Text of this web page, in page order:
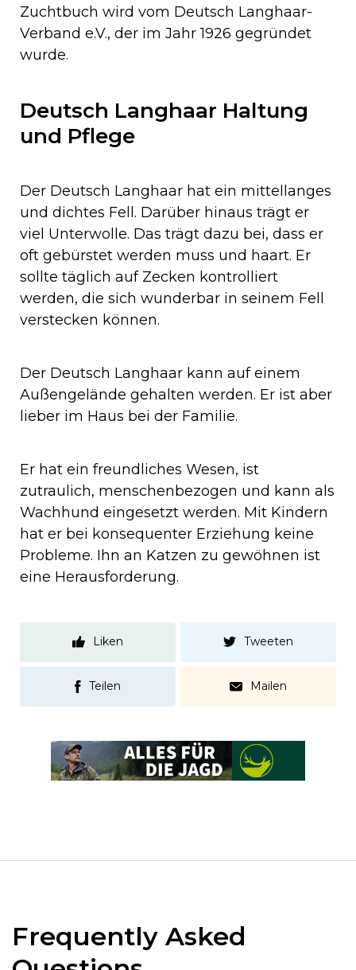
Zuchtbuch wird vom Deutsch Langhaar-
Verband e.V., der im Jahr 1926 gegründet
wurde.
Deutsch Langhaar Haltung
und Pflege
Der Deutsch Langhaar hat ein mittellanges
und dichtes Fell. Darüber hinaus trägt er
viel Unterwolle. Das trägt dazu bei, dass er
oft gebürstet werden muss und haart. Er
sollte täglich auf Zecken kontrolliert
werden, die sich wunderbar in seinem Fell
verstecken können.
Der Deutsch Langhaar kann auf einem
Außengelände gehalten werden. Er ist aber
lieber im Haus bei der Familie.
Er hat ein freundliches Wesen, ist
zutraulich, menschenbezogen und kann als
Wachhund eingesetzt werden. Mit Kindern
hat er bei konsequenter Erziehung keine
Probleme. Ihn an Katzen zu gewöhnen ist
eine Herausforderung.
Liken Tweeten
Teilen Mailen
Frequently Asked